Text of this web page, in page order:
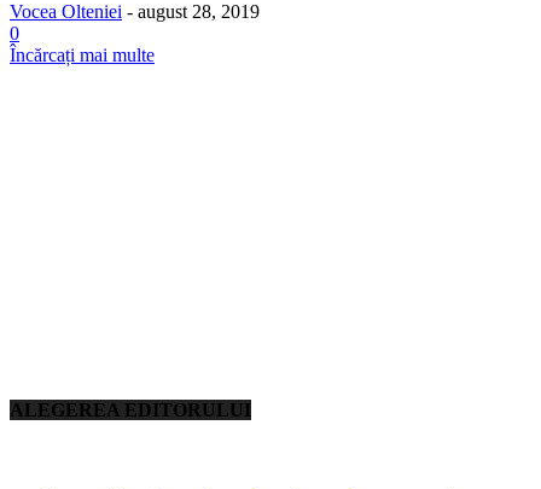
Vocea Olteniei - august 28, 2019
0
Încărcați mai multe
ALEGEREA EDITORULUI